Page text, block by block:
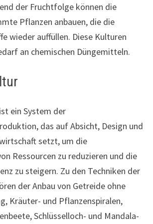
der Fruchtfolge können die
Pflanzen anbauen, die die
wieder auffüllen. Diese Kulturen
an chemischen Düngemitteln.
ein System der
das auf Absicht, Design und
setzt, um die
Ressourcen zu reduzieren und die
zu steigern. Zu den Techniken der
der Anbau von Getreide ohne
Kräuter- und Pflanzenspiralen,
Schlüsselloch- und Mandala-